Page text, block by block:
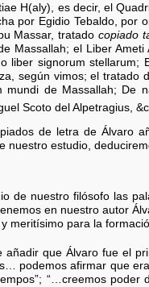
H(aly), es decir, el
por Egidio Tebaldo, por
Massar, tratado copiado
Massallah; el Liber
liber signorum stellarum;
según vimos; el tratado
mundi de Massallah; De
Scoto del Alpetragius, &c.
de letra de Álvaro
nuestro estudio,
de nuestro filósofo las
en nuestro autor
meritísimo para la
añadir que Álvaro fue el
podemos afirmar que
“…creemos